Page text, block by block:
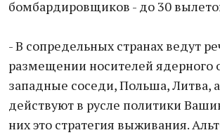
бомбардировщиков - до 30
- В сопредельных странах ведут
размещении носителей ядерного
западные соседи, Польша, Литва,
действуют в русле политики
них это стратегия выживания.